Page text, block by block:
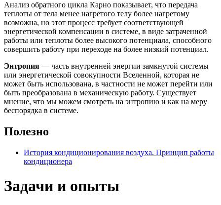
Анализ обратного цикла Карно показывает, что передача
теплоты от тела менее нагретого телу более нагретому
возможна, но этот процесс требует соответствующей
энергетической компенсации в системе, в виде затраченной
работы или теплоты более высокого потенциала, способного
совершить работу при переходе на более низкий потенциал.
Энтропия — часть внутренней энергии замкнутой системы
или энергетической совокупности Вселенной, которая не
может быть использована, в частности не может перейти или
быть преобразована в механическую работу. Существует
мнение, что мы можем смотреть на энтропию и как на меру
беспорядка в системе.
Полезно
История кондиционирования воздуха. Принцип работы
кондиционера
Задачи и опыты